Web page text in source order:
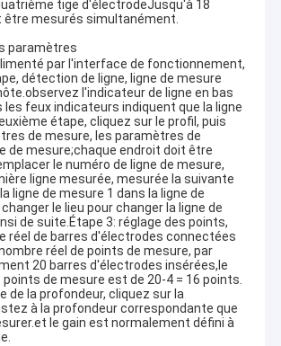
tige d'électrodeJusqu'à 18
être mesurés simultanément.
paramètres
par l'interface de fonctionnement,
détection de ligne, ligne de mesure
l'indicateur de ligne en bas
les feux indicateurs indiquent que la ligne
étape, cliquez sur le profil, puis
de mesure, les paramètres de
de mesure;chaque endroit doit être
le numéro de ligne de mesure,
ligne mesurée, mesurée la suivante
ligne de mesure 1 dans la ligne de
le lieu pour changer la ligne de
de suite.Étape 3: réglage des points,
réel de barres d'électrodes connectées
réel de points de mesure, par
20 barres d'électrodes insérées,le
points de mesure est de 20-4 = 16 points.
de la profondeur, cliquez sur la
à la profondeur correspondante que
le gain est normalement défini à